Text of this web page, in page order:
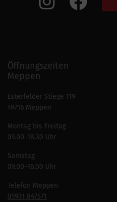
Öffnungszeiten
Meppen
Esterfelder Stiege 119
49716 Meppen
Montag bis Freitag
09.00–18.30 Uhr
Samstag
09.00–16.00 Uhr
Telefon Meppen
05931 847571